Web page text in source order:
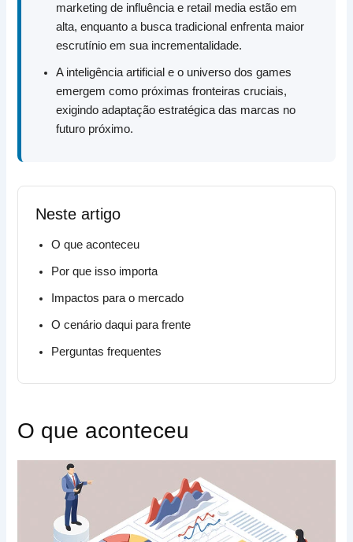
marketing de influência e retail media estão em
alta, enquanto a busca tradicional enfrenta maior
escrutínio em sua incrementalidade.
A inteligência artificial e o universo dos games
emergem como próximas fronteiras cruciais,
exigindo adaptação estratégica das marcas no
futuro próximo.
Neste artigo
O que aconteceu
Por que isso importa
Impactos para o mercado
O cenário daqui para frente
Perguntas frequentes
O que aconteceu